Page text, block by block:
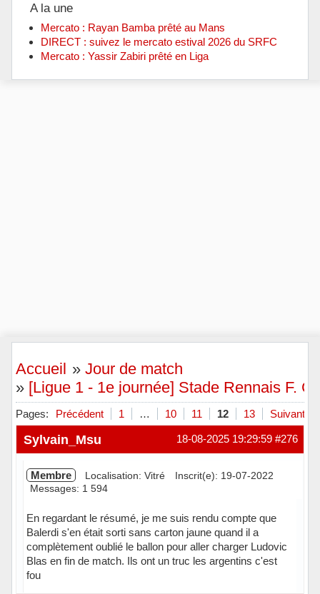
A la une
Mercato : Rayan Bamba prêté au Mans
DIRECT : suivez le mercato estival 2026 du SRFC
Mercato : Yassir Zabiri prêté en Liga
Accueil »Jour de match
» [Ligue 1 - 1e journée] Stade Rennais F.
Pages: Précédent 1 … 10 11 12 13 Suivant
#276
18-08-2025 19:29:59
Sylvain_Msu
Membre Localisation: Vitré
Inscrit(e): 19-07-2022
Messages: 1 594
En regardant le résumé, je me suis rendu compte que
Balerdi s'en était sorti sans carton jaune quand il a
complètement oublié le ballon pour aller charger Ludovic
Blas en fin de match. Ils ont un truc les argentins c'est
fou